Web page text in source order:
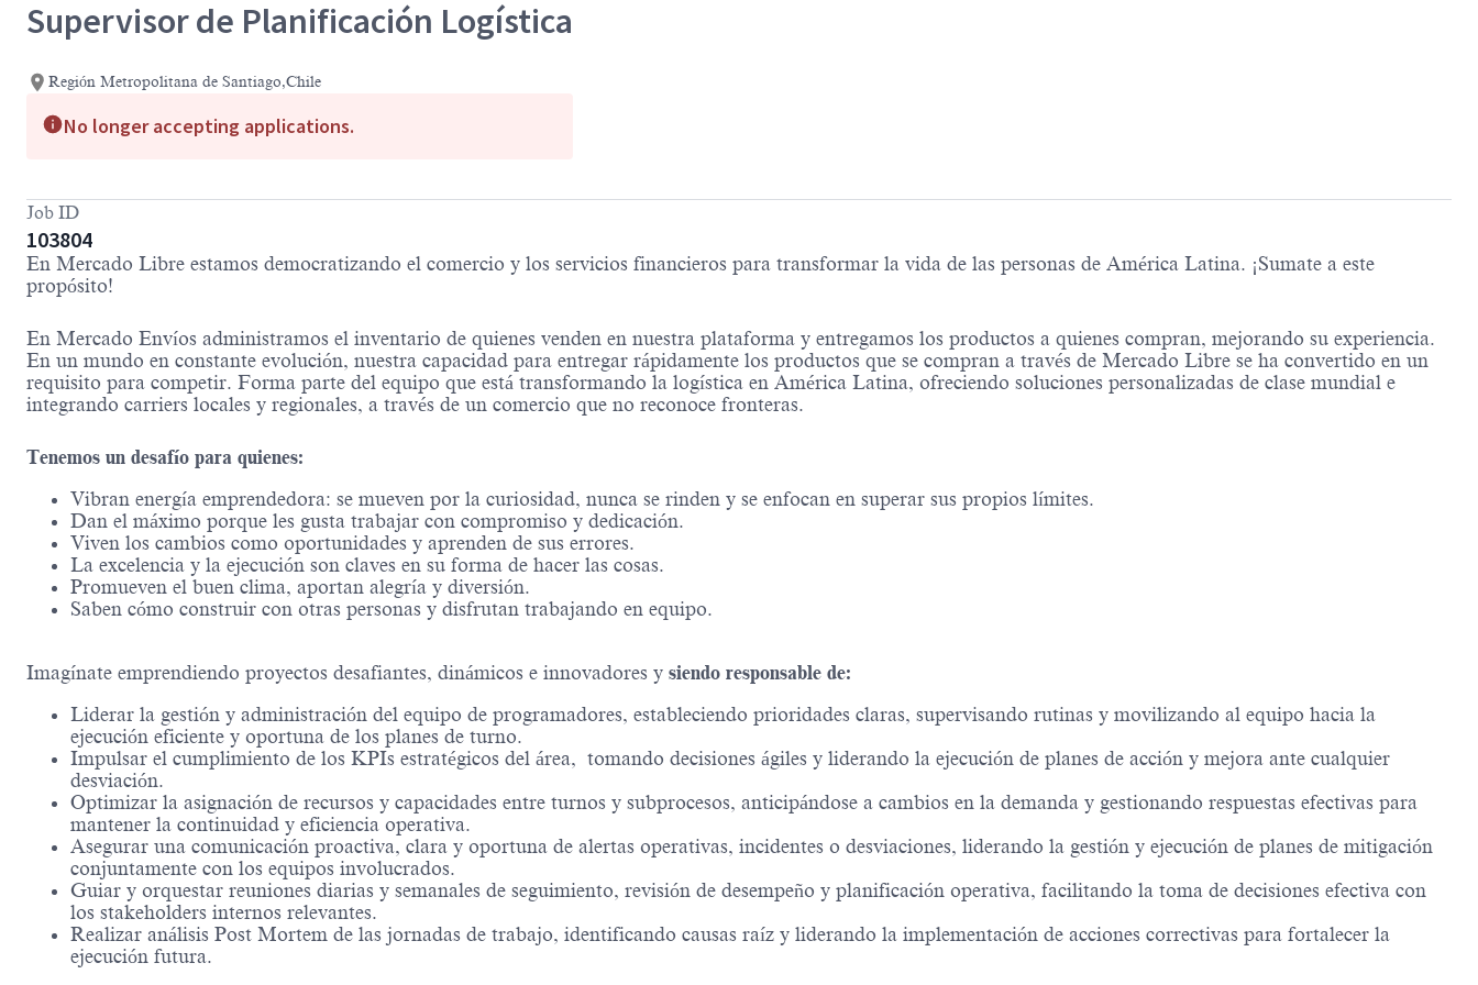
Supervisor de Planificación Logística
Región Metropolitana de Santiago,Chile
No longer accepting applications.
Job ID
103804
En Mercado Libre estamos democratizando el comercio y los servicios financieros para transformar la vida de las personas de América Latina. ¡Sumate a este
propósito!
En Mercado Envíos administramos el inventario de quienes venden en nuestra plataforma y entregamos los productos a quienes compran, mejorando su experiencia.
En un mundo en constante evolución, nuestra capacidad para entregar rápidamente los productos que se compran a través de Mercado Libre se ha convertido en un
requisito para competir. Forma parte del equipo que está transformando la logística en América Latina, ofreciendo soluciones personalizadas de clase mundial e
integrando carriers locales y regionales, a través de un comercio que no reconoce fronteras.
Tenemos un desafío para quienes:
Vibran energía emprendedora: se mueven por la curiosidad, nunca se rinden y se enfocan en superar sus propios límites.
Dan el máximo porque les gusta trabajar con compromiso y dedicación.
Viven los cambios como oportunidades y aprenden de sus errores.
La excelencia y la ejecución son claves en su forma de hacer las cosas.
Promueven el buen clima, aportan alegría y diversión.
Saben cómo construir con otras personas y disfrutan trabajando en equipo.
Imagínate emprendiendo proyectos desafiantes, dinámicos e innovadores y siendo responsable de:
Liderar la gestión y administración del equipo de programadores, estableciendo prioridades claras, supervisando rutinas y movilizando al equipo hacia la
ejecución eficiente y oportuna de los planes de turno.
Impulsar el cumplimiento de los KPIs estratégicos del área, tomando decisiones ágiles y liderando la ejecución de planes de acción y mejora ante cualquier
desviación.
Optimizar la asignación de recursos y capacidades entre turnos y subprocesos, anticipándose a cambios en la demanda y gestionando respuestas efectivas para
mantener la continuidad y eficiencia operativa.
Asegurar una comunicación proactiva, clara y oportuna de alertas operativas, incidentes o desviaciones, liderando la gestión y ejecución de planes de mitigación
conjuntamente con los equipos involucrados.
Guiar y orquestar reuniones diarias y semanales de seguimiento, revisión de desempeño y planificación operativa, facilitando la toma de decisiones efectiva con
los stakeholders internos relevantes.
Realizar análisis Post Mortem de las jornadas de trabajo, identificando causas raíz y liderando la implementación de acciones correctivas para fortalecer la
ejecución futura.